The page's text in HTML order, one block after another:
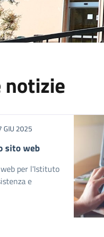
GIU 2025
sito web
per l'Istituto
e